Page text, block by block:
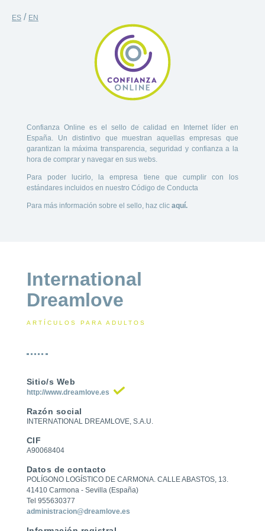
ES / EN
Confianza Online es el sello de calidad en Internet líder en
España. Un distintivo que muestran aquellas empresas que
garantizan la máxima transparencia, seguridad y confianza a la
hora de comprar y navegar en sus webs.
Para poder lucirlo, la empresa tiene que cumplir con los
estándares incluidos en nuestro Código de Conducta
Para más información sobre el sello, haz clic aquí.
International
Dreamlove
ARTÍCULOS PARA ADULTOS
Sitio/s Web
http://www.dreamlove.es
Razón social
INTERNATIONAL DREAMLOVE, S.A.U.
CIF
A90068404
Datos de contacto
POLÍGONO LOGÍSTICO DE CARMONA. CALLE ABASTOS, 13.
41410 Carmona - Sevilla (España)
Tel 955630377
administracion@dreamlove.es